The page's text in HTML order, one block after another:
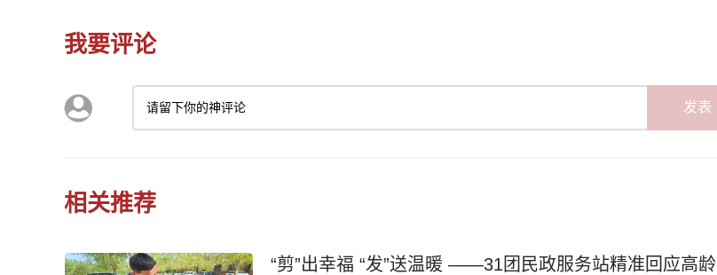
我要评论
请留下你的神评论 发表
相关推荐
“剪”出幸福 “发”送温暖 ——31团民政服务站精准回应高龄